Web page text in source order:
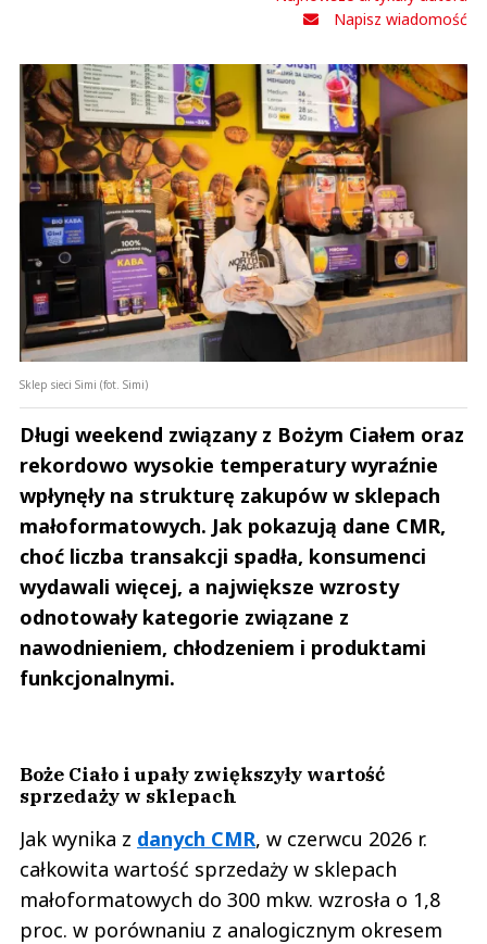
Napisz wiadomość
Sklep sieci Simi (fot. Simi)
Długi weekend związany z Bożym Ciałem oraz
rekordowo wysokie temperatury wyraźnie
wpłynęły na strukturę zakupów w sklepach
małoformatowych. Jak pokazują dane CMR,
choć liczba transakcji spadła, konsumenci
wydawali więcej, a największe wzrosty
odnotowały kategorie związane z
nawodnieniem, chłodzeniem i produktami
funkcjonalnymi.
Boże Ciało i upały zwiększyły wartość
sprzedaży w sklepach
Jak wynika z danych CMR, w czerwcu 2026 r.
całkowita wartość sprzedaży w sklepach
małoformatowych do 300 mkw. wzrosła o 1,8
proc. w porównaniu z analogicznym okresem